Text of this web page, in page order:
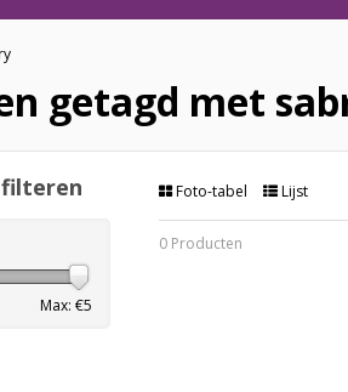
getagd met
Foto-tabel Lijst
0 Producten
Max: €5